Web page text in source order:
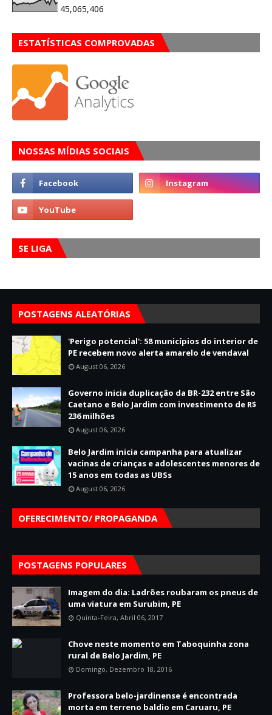
45,065,406
ESTATÍSTICAS COMPROVADAS
NOSSAS MÍDIAS SOCIAIS
SE LIGA
POSTAGENS ALEATÓRIAS
'Perigo potencial': 58 municípios do interior de
PE recebem novo alerta amarelo de vendaval
August 06, 2026
Governo inicia duplicação da BR-232 entre São
Caetano e Belo Jardim com investimento de R$
236 milhões
August 06, 2026
Belo Jardim inicia campanha para atualizar
vacinas de crianças e adolescentes menores de
15 anos em todas as UBSs
August 06, 2026
OFERECIMENTO/ PROPAGANDA
POSTAGENS POPULARES
Imagem do dia: Ladrões roubaram os pneus de
uma viatura em Surubim, PE
Quinta-Feira, Abril 06, 2017
Chove neste momento em Taboquinha zona
rural de Belo Jardim, PE
Domingo, Dezembro 18, 2016
Professora belo-jardinense é encontrada
morta em terreno baldio em Caruaru, PE